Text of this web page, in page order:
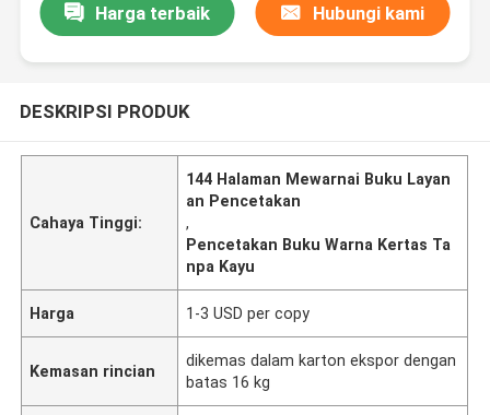
Harga terbaik Hubungi kami
DESKRIPSI PRODUK
Cahaya Tinggi:
144 Halaman Mewarnai Buku Layan
an Pencetakan
,
Pencetakan Buku Warna Kertas Ta
npa Kayu
Harga 1-3 USD per copy
Kemasan rincian
dikemas dalam karton ekspor dengan
batas 16 kg